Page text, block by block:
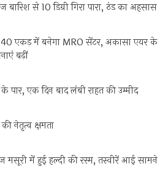
बारिश से 10 डिग्री गिरा पारा, ठंड का अहसास
40 एकड़ में बनेगा MRO सेंटर, अकासा एयर के
बढ़ीं
के पार, एक दिन बाद लंबी राहत की उम्मीद
नेतृत्व क्षमता
मसूरी में हुई हल्दी की रस्म, तस्वीरें आई सामने